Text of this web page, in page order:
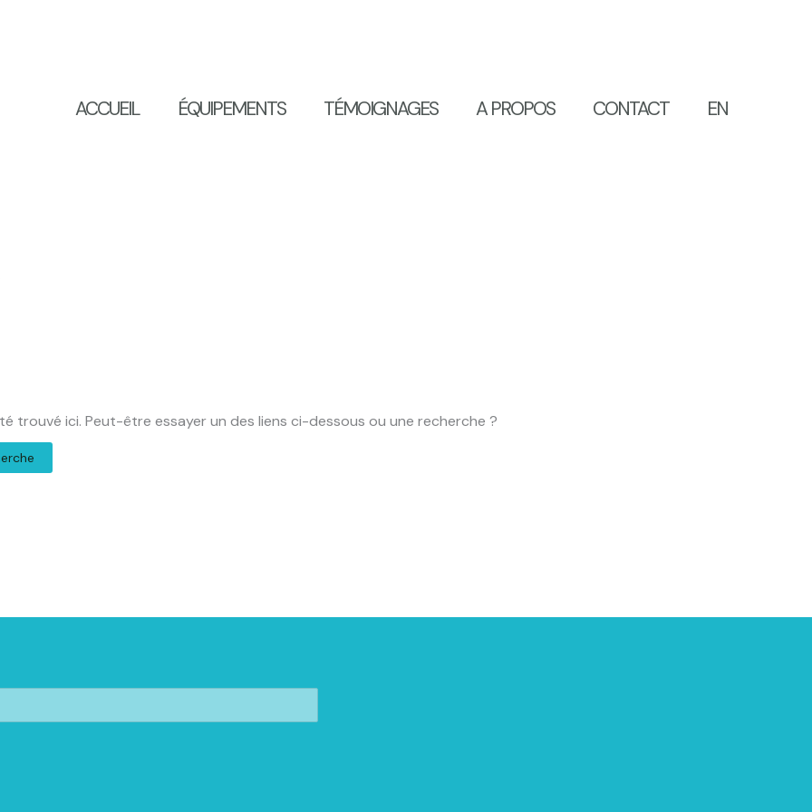
ACCUEIL ÉQUIPEMENTS TÉMOIGNAGES A PROPOS CONTACT EN
trouvé ici. Peut-être essayer un des liens ci-dessous ou une recherche ?